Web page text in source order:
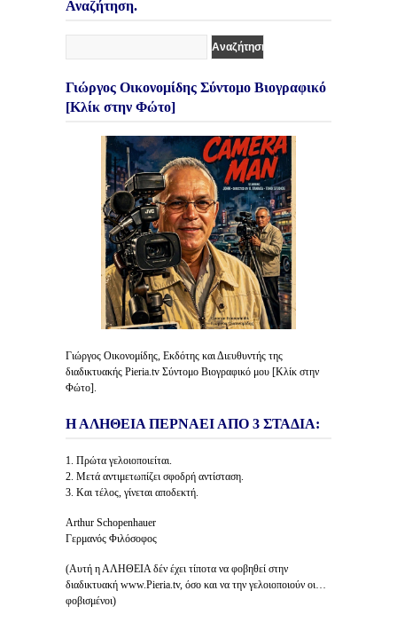
Αναζήτηση.
Γιώργος Οικονομίδης Σύντομο Βιογραφικό
[Κλίκ στην Φώτο]
Γιώργος Οικονομίδης, Εκδότης και Διευθυντής της
διαδικτυακής Pieria.tv Σύντομο Βιογραφικό μου [Κλίκ στην
Φώτο].
Η ΑΛΗΘΕΙΑ ΠΕΡΝΑΕΙ ΑΠΟ 3 ΣΤΑΔΙΑ:
1. Πρώτα γελοιοποιείται.
2. Μετά αντιμετωπίζει σφοδρή αντίσταση.
3. Και τέλος, γίνεται αποδεκτή.
Arthur Schopenhauer
Γερμανός Φιλόσοφος
(Αυτή η ΑΛΗΘΕΙΑ δέν έχει τίποτα να φοβηθεί στην
διαδικτυακή www.Pieria.tv, όσο και να την γελοιοποιούν οι…
φοβισμένοι)